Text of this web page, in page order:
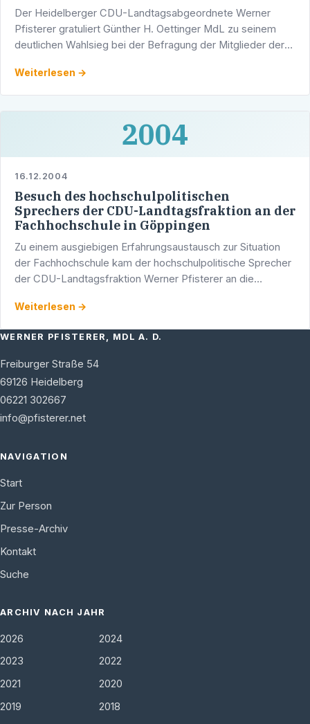
Der Heidelberger CDU-Landtagsabgeordnete Werner
Pfisterer gratuliert Günther H. Oettinger MdL zu seinem
deutlichen Wahlsieg bei der Befragung der Mitglieder der
die …
Weiterlesen →
2004
16.12.2004
Besuch des hochschulpolitischen
Sprechers der CDU-Landtagsfraktion an der
Fachhochschule in Göppingen
Zu einem ausgiebigen Erfahrungsaustausch zur Situation
der Fachhochschule kam der hochschulpolitische Sprecher
der CDU-Landtagsfraktion Werner Pfisterer an die
…
Weiterlesen →
WERNER PFISTERER, MDL A. D.
Freiburger Straße 54
69126 Heidelberg
06221 302667
info@pfisterer.net
NAVIGATION
Start
Zur Person
Presse-Archiv
Kontakt
Suche
ARCHIV NACH JAHR
2026
2024
2023
2022
2021
2020
2019
2018